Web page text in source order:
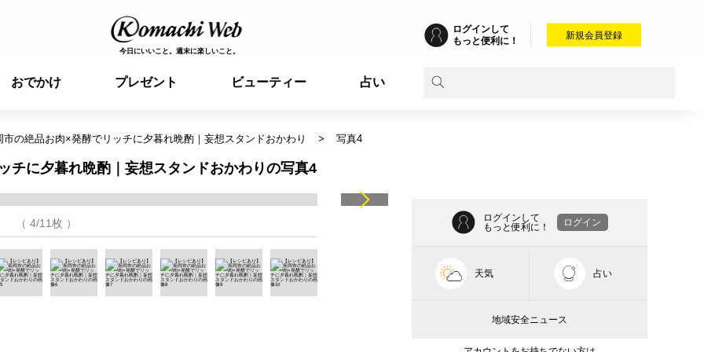
今日にいいこと。週末に楽しいこと。
ログインして
もっと便利に！
新規会員登録
おでかけ プレゼント ビューティー 占い
の絶品お肉×発酵でリッチに夕暮れ晩酌｜妄想スタンドおかわり 写真4
チに夕暮れ晩酌｜妄想スタンドおかわりの写真4
（ 4/11枚 ）
ログインして
もっと便利に！
ログイン
天気 占い
地域安全ニュース